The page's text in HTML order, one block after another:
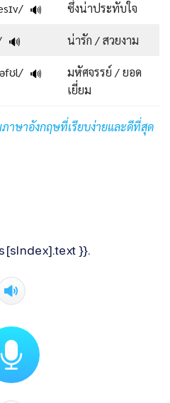
🔊 ซึ่งน่าประทับใจ
🔊 น่ารัก / สวยงาม
🔊
มหัศจรรย์ / ยอด
เยี่ยม
าษาอังกฤษที่เรียบง่ายและดีที่สุด
}}.